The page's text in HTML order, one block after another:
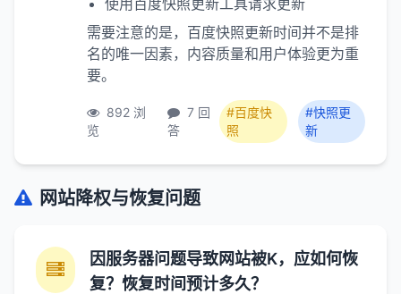
使用百度快照更新工具请求更新
需要注意的是，百度快照更新时间并不是排
名的唯一因素，内容质量和用户体验更为重
要。
892 浏
览
7 回
答
#百度快
照
#快照更
新
网站降权与恢复问题
因服务器问题导致网站被K，应如何恢
复？恢复时间预计多久？